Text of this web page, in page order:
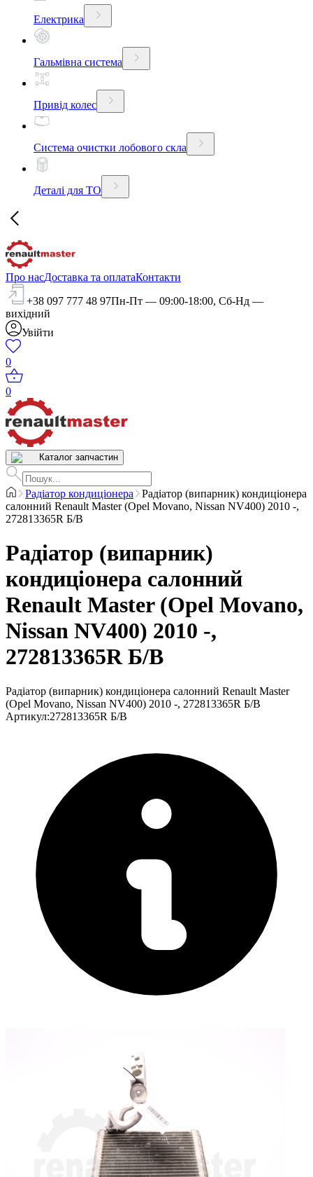
Електрика
Гальмівна система
Привід колес
Система очистки лобового скла
Деталі для ТО
Про насДоставка та оплатаКонтакти
+38 097 777 48 97Пн-Пт — 09:00-18:00, Сб-Нд —
вихідний
Увійти
0
0
Каталог запчастин
Радіатор кондиціонера
Радіатор (випарник) кондиціонера
салонний Renault Master (Opel Movano, Nissan NV400) 2010 -,
272813365R Б/В
Радіатор (випарник)
кондиціонера салонний
Renault Master (Opel Movano,
Nissan NV400) 2010 -,
272813365R Б/В
Радіатор (випарник) кондиціонера салонний Renault Master
(Opel Movano, Nissan NV400) 2010 -, 272813365R Б/В
Артикул:272813365R Б/В